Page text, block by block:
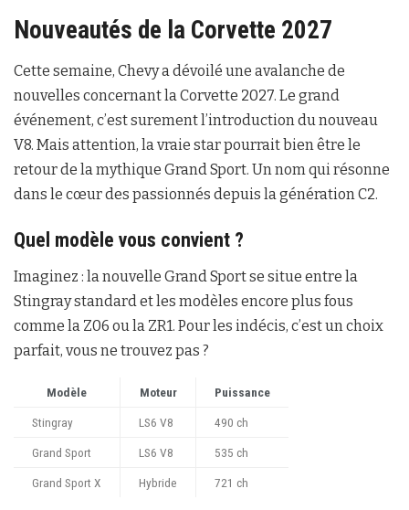
Nouveautés de la Corvette 2027
Cette semaine, Chevy a dévoilé une avalanche de
nouvelles concernant la Corvette 2027. Le grand
événement, c’est surement l’introduction du nouveau
V8. Mais attention, la vraie star pourrait bien être le
retour de la mythique Grand Sport. Un nom qui résonne
dans le cœur des passionnés depuis la génération C2.
Quel modèle vous convient ?
Imaginez : la nouvelle Grand Sport se situe entre la
Stingray standard et les modèles encore plus fous
comme la Z06 ou la ZR1. Pour les indécis, c’est un choix
parfait, vous ne trouvez pas ?
Modèle Moteur Puissance
Stingray LS6 V8 490 ch
Grand Sport LS6 V8 535 ch
Grand Sport X Hybride 721 ch